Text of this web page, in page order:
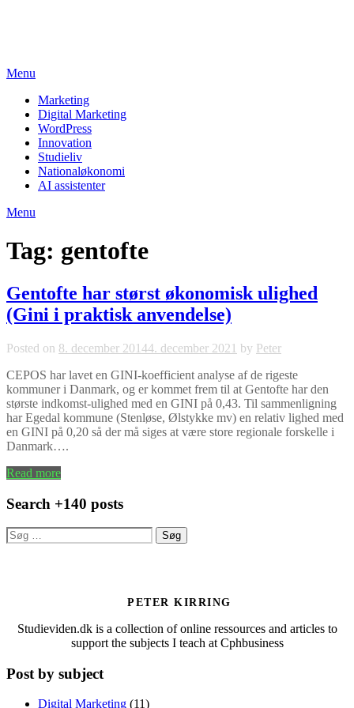
Menu
Marketing
Digital Marketing
WordPress
Innovation
Studieliv
Nationaløkonomi
AI assistenter
Menu
Tag: gentofte
Gentofte har størst økonomisk ulighed
(Gini i praktisk anvendelse)
Posted on 8. december 20144. december 2021 by Peter
CEPOS har lavet en GINI-koefficient analyse af de rigeste
kommuner i Danmark, og er kommet frem til at Gentofte har den
største indkomst-ulighed med en GINI på 0,43. Til sammenligning
har Egedal kommune (Stenløse, Ølstykke mv) en relativ lighed med
en GINI på 0,20 så der må siges at være store regionale forskelle i
Danmark….
Read more
Search +140 posts
Søg
efter:
PETER KIRRING
Studieviden.dk is a collection of online ressources and articles to
support the subjects I teach at Cphbusiness
Post by subject
Digital Marketing (11)